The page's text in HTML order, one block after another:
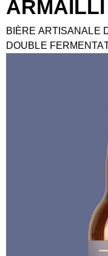
ARMAILLI
BIÈRE ARTISANALE
DOUBLE